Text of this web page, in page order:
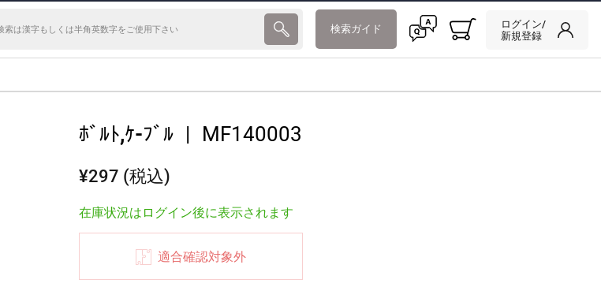
検索ガイド
ログイン/
新規登録
ﾎﾞﾙﾄ,ｹ-ﾌﾞﾙ | MF140003
¥297 (税込)
在庫状況はログイン後に表示されます
適合確認対象外